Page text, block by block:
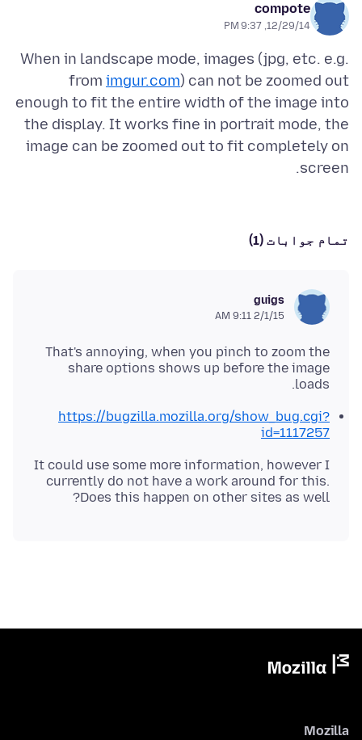
compote
12/29/14, 9:37 PM
When in landscape mode, images (jpg, etc. e.g.
from imgur.com) can not be zoomed out
enough to fit the entire width of the image into
the display. It works fine in portrait mode, the
image can be zoomed out to fit completely on
screen.
تمام جوابات (1)
guigs
2/1/15 9:11 AM
That's annoying, when you pinch to zoom the
share options shows up before the image
loads.
https://bugzilla.mozilla.org/show_bug.cgi?
id=1117257
It could use some more information, however I
currently do not have a work around for this.
Does this happen on other sites as well?
Mozilla